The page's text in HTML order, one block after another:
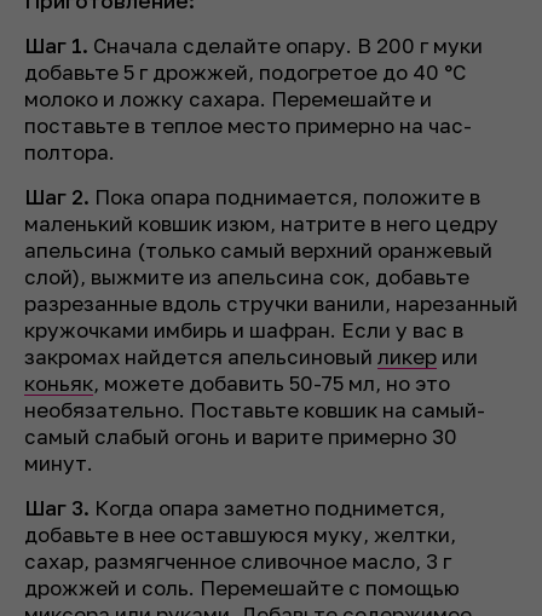
Шаг 1. Сначала сделайте опару. В 200 г муки
добавьте 5 г дрожжей, подогретое до 40 °C
молоко и ложку сахара. Перемешайте и
поставьте в теплое место примерно на час-
полтора.
Шаг 2. Пока опара поднимается, положите в
маленький ковшик изюм, натрите в него цедру
апельсина (только самый верхний оранжевый
слой), выжмите из апельсина сок, добавьте
разрезанные вдоль стручки ванили, нарезанный
кружочками имбирь и шафран. Если у вас в
закромах найдется апельсиновый ликер или
коньяк, можете добавить 50-75 мл, но это
необязательно. Поставьте ковшик на самый-
самый слабый огонь и варите примерно 30
минут.
Шаг 3. Когда опара заметно поднимется,
добавьте в нее оставшуюся муку, желтки,
сахар, размягченное сливочное масло, 3 г
дрожжей и соль. Перемешайте с помощью